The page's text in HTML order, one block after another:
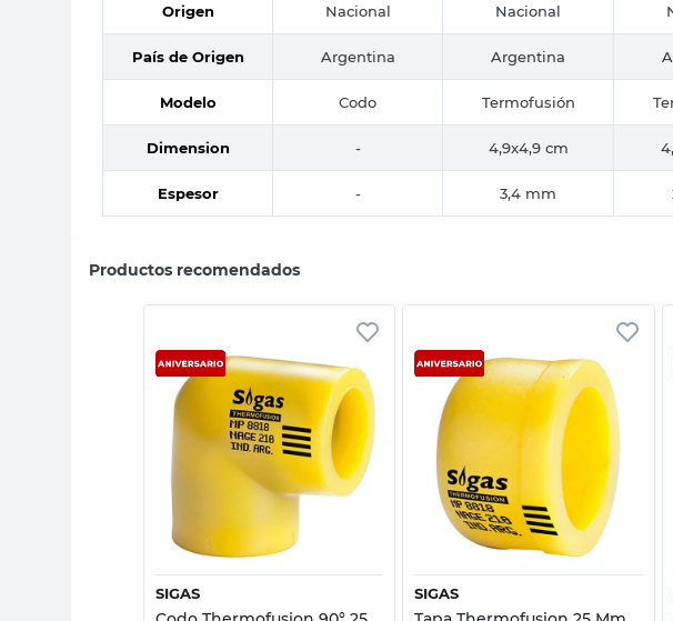
Origen Nacional Nacional
País de Origen Argentina Argentina
Modelo Codo Termofusión
Dimension - 4,9x4,9 cm
Espesor - 3,4 mm
Productos recomendados
SIGAS
Vista rápida
SIGAS